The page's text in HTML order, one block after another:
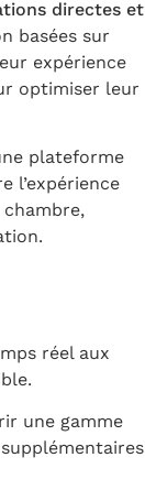
directes et
basées sur
expérience
optimiser leur
plateforme
l’expérience
réel aux
une gamme